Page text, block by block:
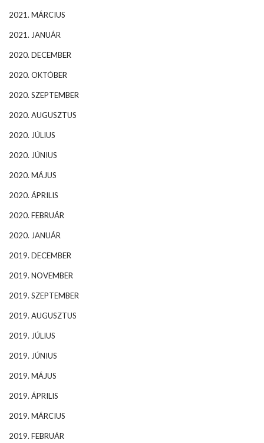
2021. MÁRCIUS
2021. JANUÁR
2020. DECEMBER
2020. OKTÓBER
2020. SZEPTEMBER
2020. AUGUSZTUS
2020. JÚLIUS
2020. JÚNIUS
2020. MÁJUS
2020. ÁPRILIS
2020. FEBRUÁR
2020. JANUÁR
2019. DECEMBER
2019. NOVEMBER
2019. SZEPTEMBER
2019. AUGUSZTUS
2019. JÚLIUS
2019. JÚNIUS
2019. MÁJUS
2019. ÁPRILIS
2019. MÁRCIUS
2019. FEBRUÁR